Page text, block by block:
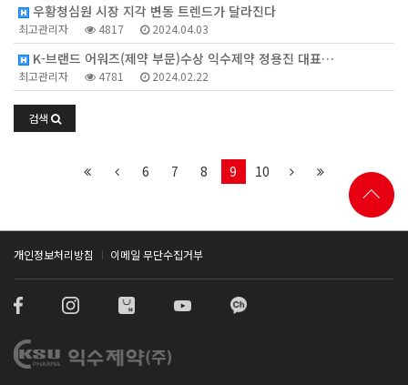
우황청심원 시장 지각 변동 트렌드가 달라진다
최고관리자 4817 2024.04.03
K-브랜드 어워즈(제약 부문)수상 익수제약 정용진 대표…
최고관리자 4781 2024.02.22
검색
6 7 8 9 10
개인정보처리방침 이메일 무단수집거부